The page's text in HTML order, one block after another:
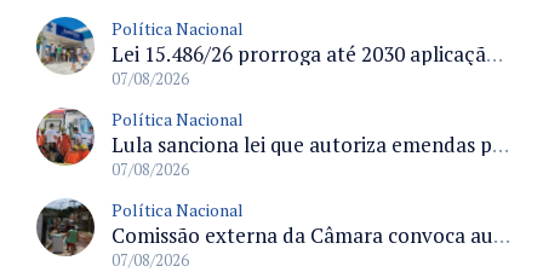
Política Nacional
Lei 15.486/26 prorroga até 2030 aplicação do FGTS em crédito para hospitais filantrópicos e santas casas
07/08/2026
Política Nacional
Lula sanciona lei que autoriza emendas parlamentares para atendimento pré-hospitalar pelos bombeiros
07/08/2026
Política Nacional
Comissão externa da Câmara convoca audiência pública sobre chuvas na Zona da Mata de Minas Gerais e impactos em Juiz de Fora
07/08/2026